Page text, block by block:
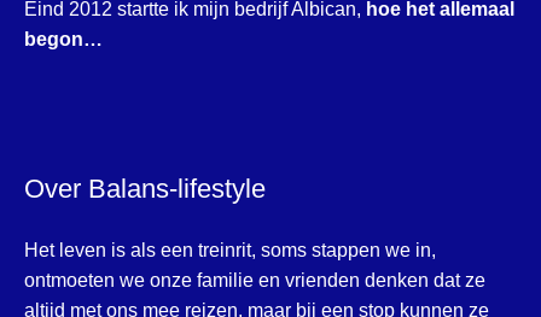
Eind 2012 startte ik mijn bedrijf Albican, hoe het allemaal
begon…
Over Balans-lifestyle
Het leven is als een treinrit, soms stappen we in,
ontmoeten we onze familie en vrienden denken dat ze
altijd met ons mee reizen, maar bij een stop kunnen ze